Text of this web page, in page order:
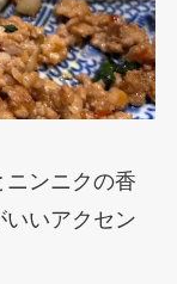
ンニクの香
いいアクセン